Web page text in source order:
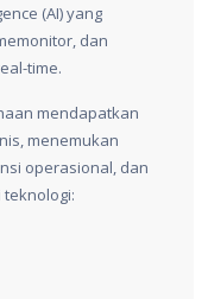
(AI) yang
dan
time.
mendapatkan
menemukan
operasional, dan